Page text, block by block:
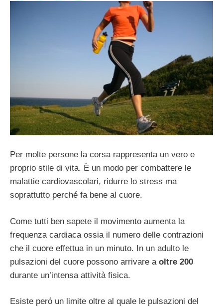
Per molte persone la corsa rappresenta un vero e
proprio stile di vita. È un modo per combattere le
malattie cardiovascolari, ridurre lo stress ma
soprattutto perché fa bene al cuore.
Come tutti ben sapete il movimento aumenta la
frequenza cardiaca ossia il numero delle contrazioni
che il cuore effettua in un minuto. In un adulto le
pulsazioni del cuore possono arrivare a oltre 200
durante un’intensa attività fisica.
Esiste peró un limite oltre al quale le pulsazioni del